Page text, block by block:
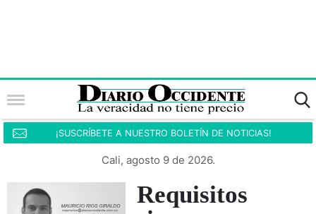
¡SUSCRÍBETE A NUESTRO BOLETÍN DE NOTICIAS!
Cali, agosto 9 de 2026.
Requisitos